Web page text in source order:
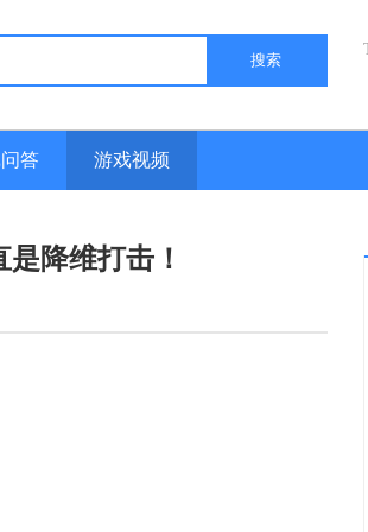
搜索
答 游戏视频
降维打击！